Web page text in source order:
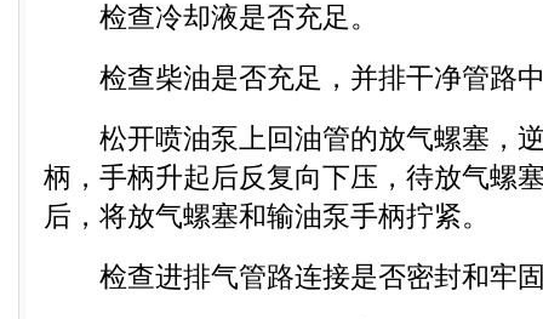
检查冷却液是否充足。
检查柴油是否充足，并排干净管路
松开喷油泵上回油管的放气螺塞，逆
柄，手柄升起后反复向下压，待放气螺
后，将放气螺塞和输油泵手柄拧紧。
检查进排气管路连接是否密封和牢